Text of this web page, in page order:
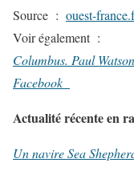
Source : ouest-
Voir également :
Columbus. Paul
Facebook
Actualité récente en
Un navire Sea